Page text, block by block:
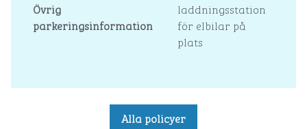
Övrig
parkeringsinformation
laddningsstation
för elbilar på
plats
Alla policyer